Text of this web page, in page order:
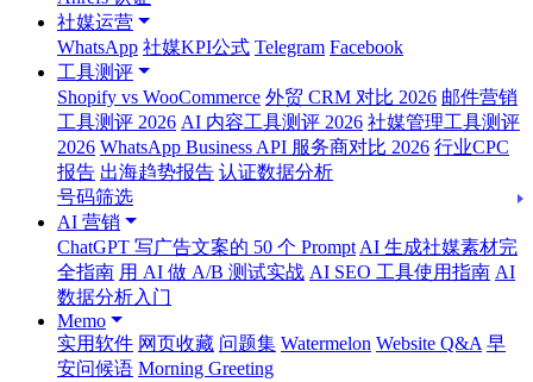
社媒运营
WhatsApp 社媒KPI公式 Telegram Facebook
工具测评
Shopify vs WooCommerce 外贸 CRM 对比 2026 邮件营销
工具测评 2026 AI 内容工具测评 2026 社媒管理工具测评
2026 WhatsApp Business API 服务商对比 2026 行业CPC
报告 出海趋势报告 认证数据分析
号码筛选
AI 营销
ChatGPT 写广告文案的 50 个 Prompt AI 生成社媒素材完
全指南 用 AI 做 A/B 测试实战 AI SEO 工具使用指南 AI
数据分析入门
Memo
实用软件 网页收藏 问题集 Watermelon Website Q&A 早
安问候语 Morning Greeting